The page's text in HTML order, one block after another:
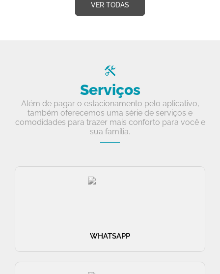
VER TODAS
Serviços
Além de pagar o estacionamento pelo aplicativo,
também oferecemos uma série de serviços e
comodidades para trazer mais conforto para você e
sua família.
WHATSAPP